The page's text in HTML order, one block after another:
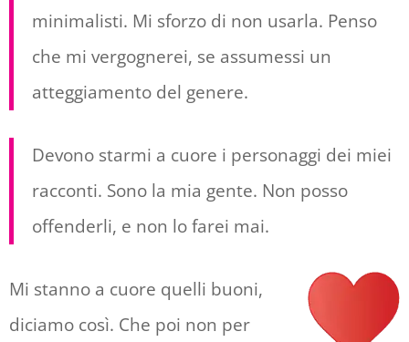
minimalisti. Mi sforzo di non usarla. Penso
che mi vergognerei, se assumessi un
atteggiamento del genere.
Devono starmi a cuore i personaggi dei miei
racconti. Sono la mia gente. Non posso
offenderli, e non lo farei mai.
Mi stanno a cuore quelli buoni,
diciamo così. Che poi non per